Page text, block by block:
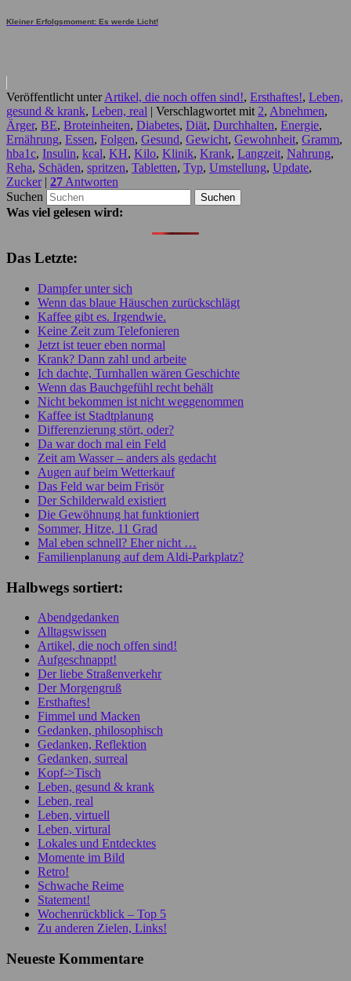
Kleiner Erfolgsmoment: Es werde Licht!
Veröffentlicht unterArtikel, die noch offen sind!, Ersthaftes!, Leben,
gesund & krank, Leben, real | Verschlagwortet mit 2, Abnehmen,
Ärger, BE, Broteinheiten, Diabetes, Diät, Durchhalten, Energie,
Ernährung, Essen, Folgen, Gesund, Gewicht, Gewohnheit, Gramm,
hba1c, Insulin, kcal, KH, Kilo, Klinik, Krank, Langzeit, Nahrung,
Reha, Schäden, spritzen, Tabletten, Typ, Umstellung, Update,
Zucker | 27Antworten
Suchen
Was viel gelesen wird:
Das Letzte:
Dampfer unter sich
Wenn das blaue Häuschen zurückschlägt
Kaffee gibt es. Irgendwie.
Keine Zeit zum Telefonieren
Jetzt ist teuer eben normal
Krank? Dann zahl und arbeite
Ich dachte, Turnhallen wären Geschichte
Wenn das Bauchgefühl recht behält
Nicht bekommen ist nicht weggenommen
Kaffee ist Stadtplanung
Differenzierung stört, oder?
Da war doch mal ein Feld
Zeit am Wasser – anders als gedacht
Augen auf beim Wetterkauf
Das Feld war beim Frisör
Der Schilderwald existiert
Die Gewöhnung hat funktioniert
Sommer, Hitze, 11 Grad
Mal eben schnell? Eher nicht …
Familienplanung auf dem Aldi-Parkplatz?
Halbwegs sortiert:
Abendgedanken
Alltagswissen
Artikel, die noch offen sind!
Aufgeschnappt!
Der liebe Straßenverkehr
Der Morgengruß
Ersthaftes!
Fimmel und Macken
Gedanken, philosophisch
Gedanken, Reflektion
Gedanken, surreal
Kopf->Tisch
Leben, gesund & krank
Leben, real
Leben, virtuell
Leben, virtural
Lokales und Entdecktes
Momente im Bild
Retro!
Schwache Reime
Statement!
Wochenrückblick – Top 5
Zu anderen Zielen, Links!
Neueste Kommentare